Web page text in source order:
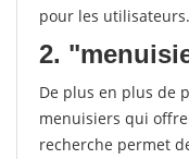
pour les utilisateurs.
2.
De plus en plus de
menuisiers qui
recherche permet